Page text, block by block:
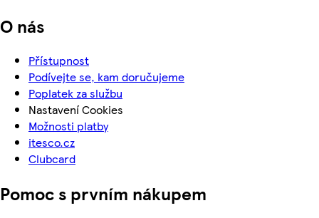
O nás
Přístupnost
Podívejte se, kam doručujeme
Poplatek za službu
Nastavení Cookies
Možnosti platby
itesco.cz
Clubcard
Pomoc s prvním nákupem